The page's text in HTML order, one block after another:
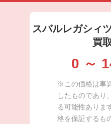
スバルレガシィ
買
0 ～
※この価格は車
したものであり
る可能性ありま
格を保証するも